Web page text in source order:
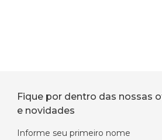
Fique por dentro das nossas
e novidades
Informe seu primeiro nome